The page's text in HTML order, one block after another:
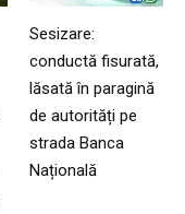
Sesizare:
conductă fisurată,
lăsată în paragină
de autorități pe
strada Banca
Națională